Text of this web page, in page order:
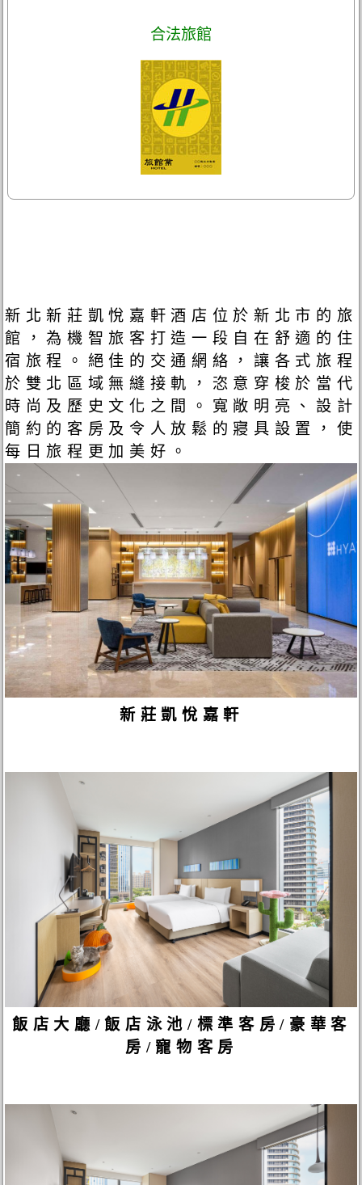
合法旅館
新北新莊凱悅嘉軒酒店位於新北市的旅
館，為機智旅客打造一段自在舒適的住
宿旅程。絕佳的交通網絡，讓各式旅程
於雙北區域無縫接軌，恣意穿梭於當代
時尚及歷史文化之間。寬敞明亮、設計
簡約的客房及令人放鬆的寢具設置，使
每日旅程更加美好。
新莊凱悅嘉軒
飯店大廳/飯店泳池/標準客房/豪華客
房/寵物客房